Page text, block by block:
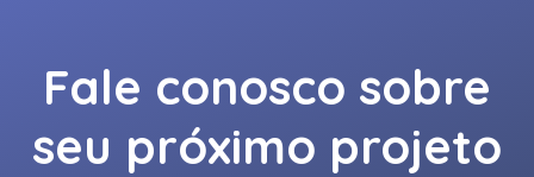
Fale conosco sobre
seu próximo projeto